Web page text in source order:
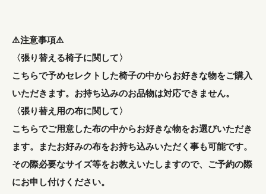
⚠️注意事項⚠️
〈張り替える椅子に関して〉
こちらで予めセレクトした椅子の中からお好きな物をご購入
いただきます。お持ち込みのお品物は対応できません。
〈張り替え用の布に関して〉
こちらでご用意した布の中からお好きな物をお選びいただき
ます。またお好みの布をお持ち込みいただく事も可能です。
その際必要なサイズ等をお教えいたしますので、ご予約の際
にお申し付けください。